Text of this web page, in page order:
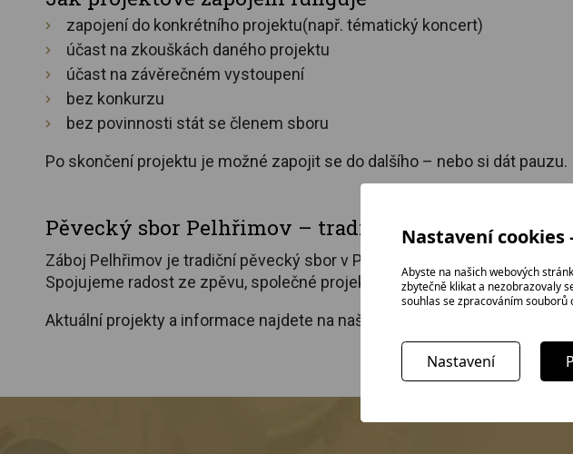
zapojení do konkrétního projektu(např. tématický koncert)
účast na zkouškách daného projektu
účast na závěrečném vystoupení
bez konkurzu
bez povinnosti stát se členem sboru
Po skončení projektu je možné zapojit se do dalšího – nebo si dát pauzu.
Pěvecký sbor Pelhřimov – tradice i otevřenost
Záboj Pelhřimov je tradiční pěvecký sbor v Pelhřimově, který dnes
Spojujeme radost ze zpěvu, společné projekty a přátelskou atmosféru.
Aktuální projekty a informace najdete na našich sociálních sítích
Nastavení
Abyste na našich webových
zbytečně klikat a nezobrazovaly
souhlas se zpracováním souborů
Nastavení